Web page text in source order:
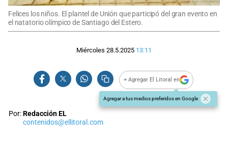
Felices los niños. El plantel de Unión que participó del gran evento en
el natatorio olímpico de Santiago del Estero.
Miércoles 28.5.2025 13:11
+ Agregar El Litoral en
Agregar a tus medios preferidos en Google
Por:Redacción EL
contenidos@ellitoral.com